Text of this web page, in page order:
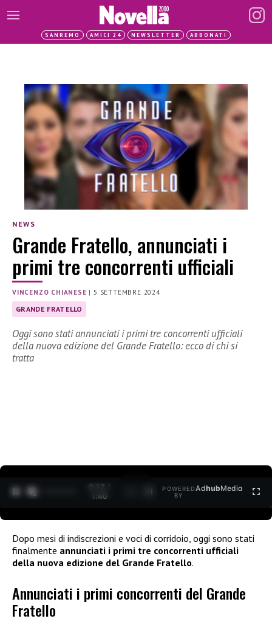
SANREMO AMICI 24 NEWSLETTER ABBONATI
NEWS
Grande Fratello, annunciati i
primi tre concorrenti ufficiali
VINCENZO CHIANESE |5 SETTEMBRE 2024
GRANDE FRATELLO
Oggi sono stati annunciati i primi tre concorrenti ufficiali
della nuova edizione del Grande Fratello: ecco di chi si
tratta
0:13 /
1:40
POWERED
BY
AdhubMedia
Dopo mesi di indiscrezioni e voci di corridoio, oggi sono stati
finalmente annunciati i primi tre concorrenti ufficiali
della nuova edizione del Grande Fratello.
Annunciati i primi concorrenti del Grande
Fratello